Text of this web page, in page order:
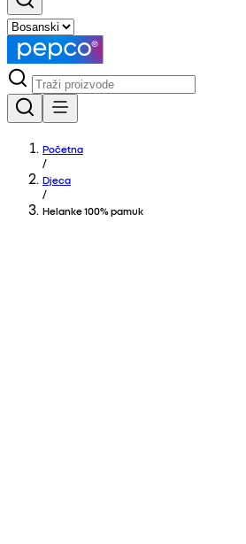
Početna
/
Djeca
/
Helanke 100% pamuk